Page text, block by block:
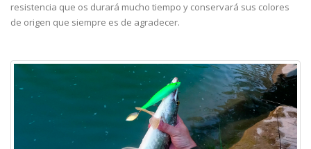
resistencia que os durará mucho tiempo y conservará sus colores
de origen que siempre es de agradecer.